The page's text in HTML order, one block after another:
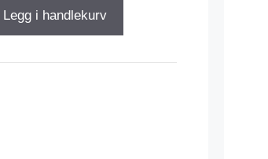
Legg i handlekurv